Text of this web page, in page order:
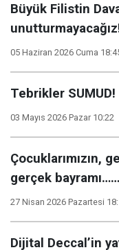
Büyük Filistin
05 Haziran 2026 Cuma
Tebrikler
03 Mayıs 2026 Pazar 10:22
Çocuklarımızın,
gerçek
27 Nisan 2026 Pazartesi
Dijital Deccal’in